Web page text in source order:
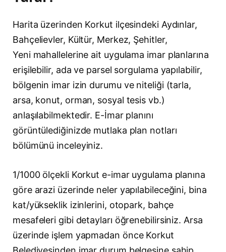
Harita üzerinden Korkut ilçesindeki Aydınlar,
Bahçelievler, Kültür, Merkez, Şehitler,
Yeni mahallelerine ait uygulama imar planlarına
erişilebilir, ada ve parsel sorgulama yapılabilir,
bölgenin imar izin durumu ve niteliği (tarla,
arsa, konut, orman, sosyal tesis vb.)
anlaşılabilmektedir. E-İmar planını
görüntülediğinizde mutlaka plan notları
bölümünü inceleyiniz.
1/1000 ölçekli Korkut e-imar uygulama planına
göre arazi üzerinde neler yapılabileceğini, bina
kat/yükseklik izinlerini, otopark, bahçe
mesafeleri gibi detayları öğrenebilirsiniz. Arsa
üzerinde işlem yapmadan önce Korkut